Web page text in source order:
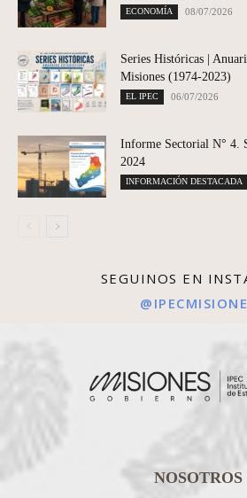
ECONOMÍA 08/07/2026
Series Históricas |
Misiones (1974-2023)
EL IPEC 06/07/2026
Informe Sectorial N° 4.
2024
INFORMACIÓN DESTACADA
SEGUINOS EN
NOSOTROS